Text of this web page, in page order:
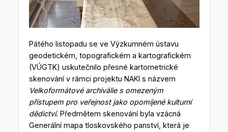
Pátého listopadu se ve Výzkumném ústavu
geodetickém, topografickém a kartografickém
(VÚGTK) uskutečnilo přesné kartometrické
skenování v rámci projektu NAKI s názvem
Velkoformátové archiválie s omezeným
přístupem pro veřejnost jako opomíjené kulturní
dědictví. Předmětem skenování byla vzácná
Generální mapa tloskovského panství, která je